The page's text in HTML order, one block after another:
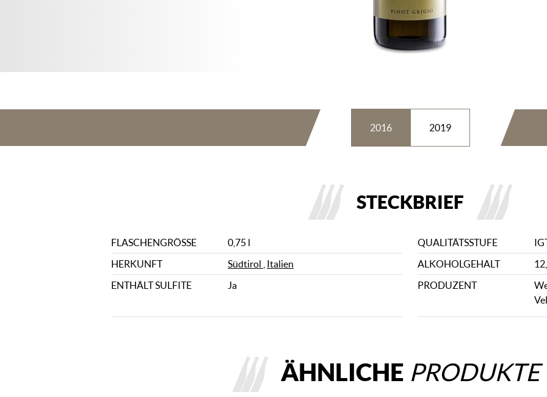
2016 2019
STECKBRIEF
FLASCHENGRÖSSE 0,75 l QUALITÄTSSTUFE
HERKUNFT
Südtirol Italien ALKOHOLGEHALT
ENTHÄLT SULFITE
Ja PRODUZENT
ÄHNLICHE PRODUKTE